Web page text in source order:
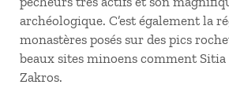
archéologique. C’est également la
monastères posés sur des pics
beaux sites minoens comment
Zakros.